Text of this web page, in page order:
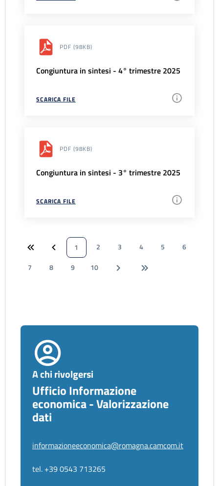
PDF (98KB)
Congiuntura in sintesi - 4° trimestre 2025
SCARICA FILE
PDF (98KB)
Congiuntura in sintesi - 3° trimestre 2025
SCARICA FILE
1 2 3 4 5
6
7
8 9 10
A chi rivolgersi
Ufficio Informazione
economica - Valorizzazione
dati
informazioneeconomica@romagna.camcom.it
tel. +39 0543 713265